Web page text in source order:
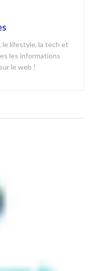
le lifestyle, la tech et
les informations
le web !